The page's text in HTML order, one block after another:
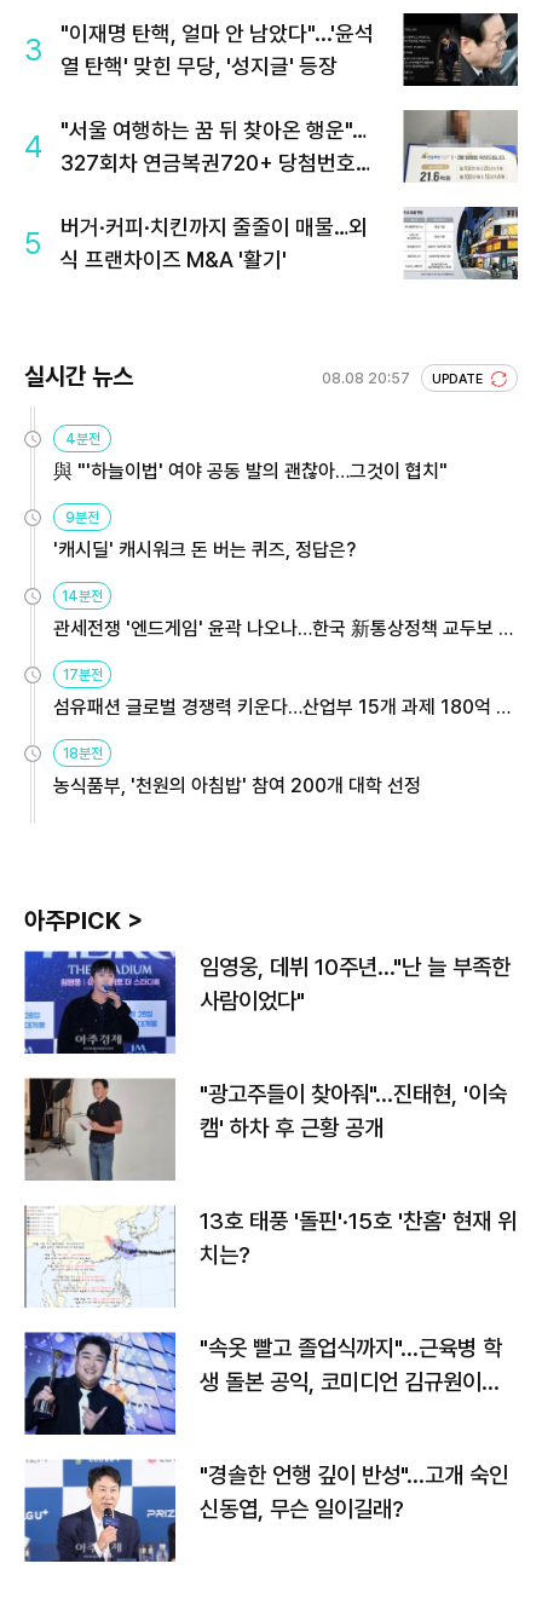
3
"이재명 탄핵, 얼마 안 남았다"...'윤석
열 탄핵' 맞힌 무당, '성지글' 등장
4
"서울 여행하는 꿈 뒤 찾아온 행운"…
327회차 연금복권720+ 당첨번호조
5
버거·커피·치킨까지 줄줄이 매물…외
식 프랜차이즈 M&A '활기'
실시간 뉴스 08.08 20:57 UPDATE
4분전
與 "'하늘이법' 여야 공동 발의 괜찮아…그것이 협치"
9분전
'캐시딜' 캐시워크 돈 버는 퀴즈, 정답은?
14분전
관세전쟁 '엔드게임' 윤곽 나오나…한국 新통상정책 교두보 활
용해야
17분전
섬유패션 글로벌 경쟁력 키운다…산업부 15개 과제 180억 지
원
18분전
농식품부, '천원의 아침밥' 참여 200개 대학 선정
아주PICK >
임영웅, 데뷔 10주년…"난 늘 부족한
사람이었다"
"광고주들이 찾아줘"…진태현, '이숙
캠' 하차 후 근황 공개
13호 태풍 '돌핀'·15호 '찬홈' 현재 위
치는?
"속옷 빨고 졸업식까지"…근육병 학
생 돌본 공익, 코미디언 김규원이었
"경솔한 언행 깊이 반성"…고개 숙인
신동엽, 무슨 일이길래?